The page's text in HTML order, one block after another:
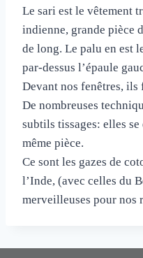
Le sari est le vêtement
indienne, grande pièce
de long. Le palu en est
par-dessus l’épaule
Devant nos fenêtres,
De nombreuses
subtils tissages: elles
même pièce.
Ce sont les gazes de
l’Inde, (avec celles du
merveilleuses pour nos